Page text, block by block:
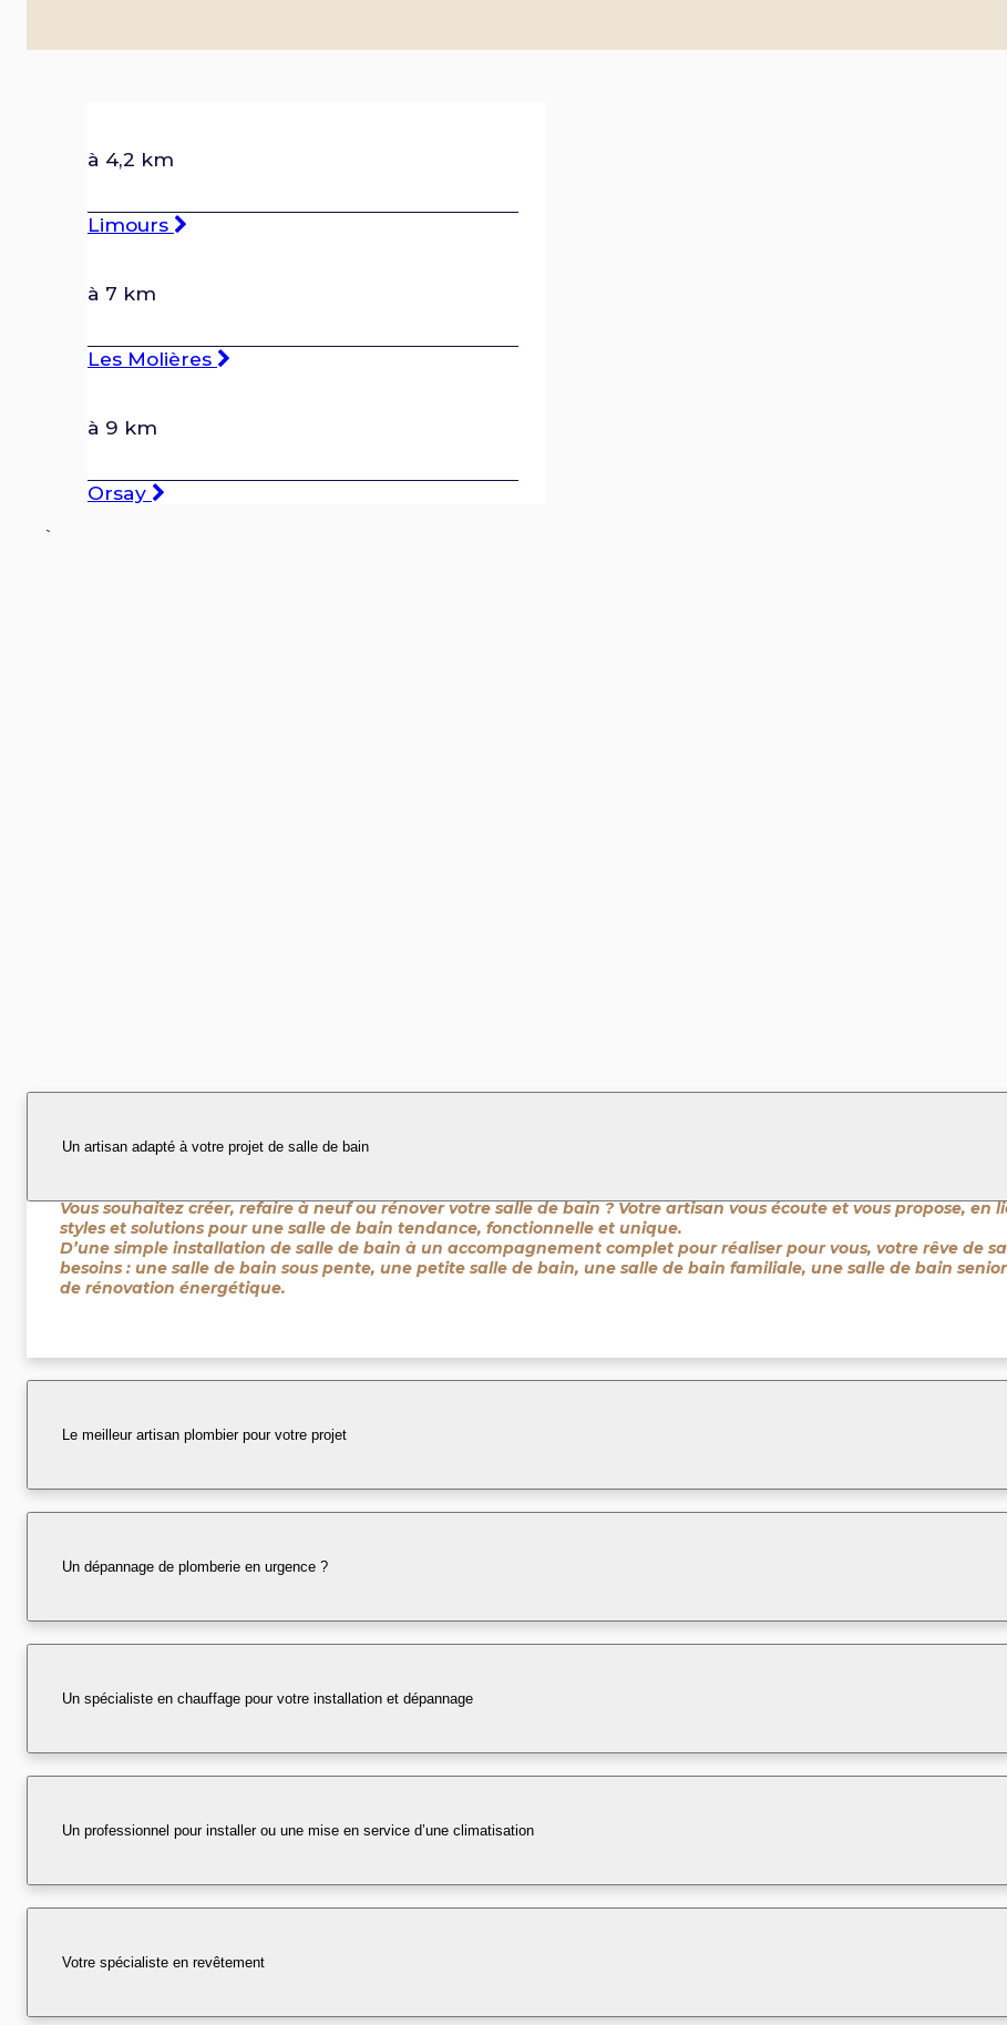
à 4,2 km
Limours
à 7 km
Les Molières
à 9 km
Orsay
`
Un artisan adapté à votre projet de salle de bain
Vous souhaitez créer, refaire à neuf ou rénover votre salle de bain ? Votre artisan vous écoute et vous propose, en
styles et solutions pour une salle de bain tendance, fonctionnelle et unique.
D’une simple installation de salle de bain à un accompagnement complet pour réaliser pour vous, votre rêve de
besoins : une salle de bain sous pente, une petite salle de bain, une salle de bain familiale, une salle de bain
de rénovation énergétique.
Le meilleur artisan plombier pour votre projet
Un dépannage de plomberie en urgence ?
Un spécialiste en chauffage pour votre installation et dépannage
Un professionnel pour installer ou une mise en service d’une climatisation
Votre spécialiste en revêtement